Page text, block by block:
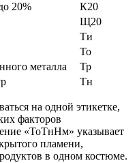
20%
К20
Щ20
Ти
То
металла
Тр
Тн
на одной этикетке,
факторов
«ТоТнНм» указывает
пламени,
в одном костюме.